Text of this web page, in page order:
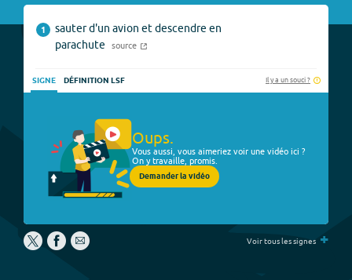
1
sauter d'un avion et descendre en
parachute
source
SIGNE DÉFINITION LSF Il y a un souci ?
Oups.
Vous aussi, vous aimeriez voir une vidéo ici ?
On y travaille, promis.
Demander la vidéo
Voir tous les signes +